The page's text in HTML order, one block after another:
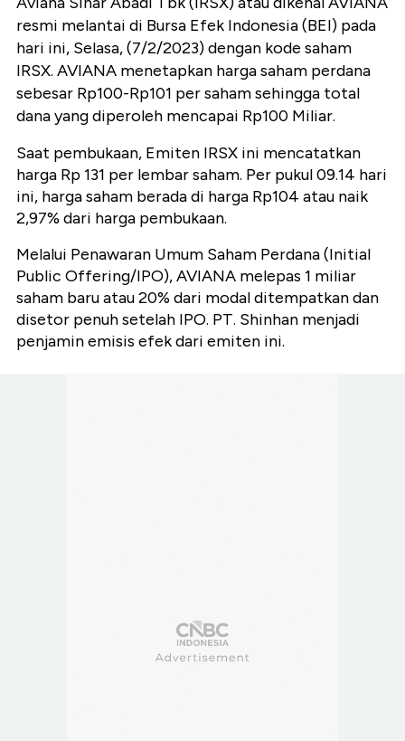
resmi melantai di Bursa Efek Indonesia (BEI) pada
hari ini, Selasa, (7/2/2023) dengan kode saham
IRSX. AVIANA menetapkan harga saham perdana
sebesar Rp100-Rp101 per saham sehingga total
dana yang diperoleh mencapai Rp100 Miliar.
Saat pembukaan, Emiten IRSX ini mencatatkan
harga Rp 131 per lembar saham. Per pukul 09.14 hari
ini, harga saham berada di harga Rp104 atau naik
2,97% dari harga pembukaan.
Melalui Penawaran Umum Saham Perdana (Initial
Public Offering/IPO), AVIANA melepas 1 miliar
saham baru atau 20% dari modal ditempatkan dan
disetor penuh setelah IPO. PT. Shinhan menjadi
penjamin emisis efek dari emiten ini.